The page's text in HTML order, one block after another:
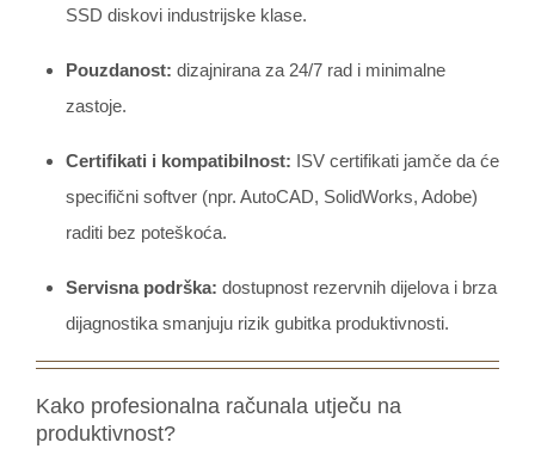
SSD diskovi industrijske klase.
Pouzdanost: dizajnirana za 24/7 rad i minimalne
zastoje.
Certifikati i kompatibilnost: ISV certifikati jamče da će
specifični softver (npr. AutoCAD, SolidWorks, Adobe)
raditi bez poteškoća.
Servisna podrška: dostupnost rezervnih dijelova i brza
dijagnostika smanjuju rizik gubitka produktivnosti.
Kako profesionalna računala utječu na
produktivnost?